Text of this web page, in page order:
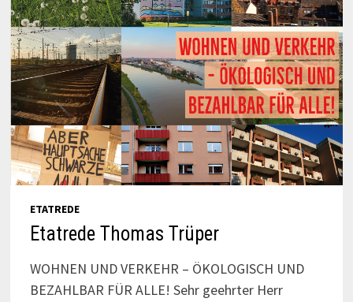
ETATREDE
Etatrede Thomas Trüper
WOHNEN UND VERKEHR – ÖKOLOGISCH UND
BEZAHLBAR FÜR ALLE! Sehr geehrter Herr